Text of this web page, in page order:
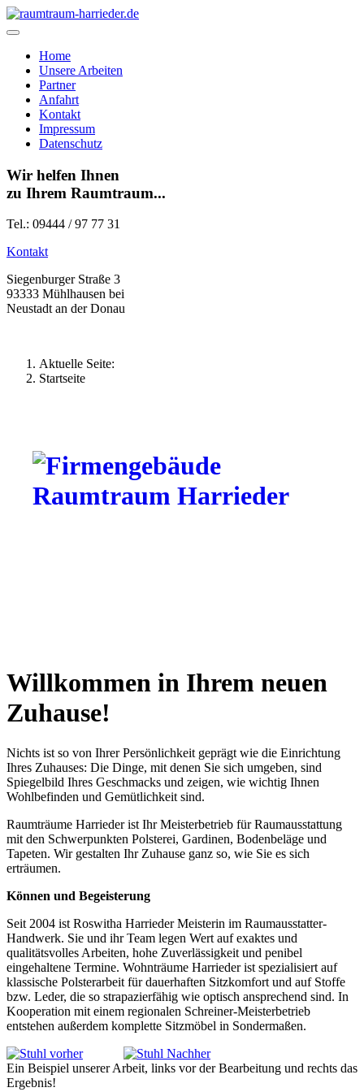
Home
Unsere Arbeiten
Partner
Anfahrt
Kontakt
Impressum
Datenschutz
Wir helfen Ihnen
zu Ihrem Raumtraum...
Tel.: 09444 / 97 77 31
Kontakt
Siegenburger Straße 3
93333 Mühlhausen bei
Neustadt an der Donau
Aktuelle Seite:
Startseite
Willkommen in Ihrem neuen
Zuhause!
Nichts ist so von Ihrer Persönlichkeit geprägt wie die Einrichtung
Ihres Zuhauses: Die Dinge, mit denen Sie sich umgeben, sind
Spiegelbild Ihres Geschmacks und zeigen, wie wichtig Ihnen
Wohlbefinden und Gemütlichkeit sind.
Raumträume Harrieder ist Ihr Meisterbetrieb für Raumausstattung
mit den Schwerpunkten Polsterei, Gardinen, Bodenbeläge und
Tapeten. Wir gestalten Ihr Zuhause ganz so, wie Sie es sich
erträumen.
Können und Begeisterung
Seit 2004 ist Roswitha Harrieder Meisterin im Raumausstatter-
Handwerk. Sie und ihr Team legen Wert auf exaktes und
qualitätsvolles Arbeiten, hohe Zuverlässigkeit und penibel
eingehaltene Termine. Wohnträume Harrieder ist spezialisiert auf
klassische Polsterarbeit für dauerhaften Sitzkomfort und auf Stoffe
bzw. Leder, die so strapazierfähig wie optisch ansprechend sind. In
Kooperation mit einem regionalen Schreiner-Meisterbetrieb
entstehen außerdem komplette Sitzmöbel in Sondermaßen.
Ein Beispiel unserer Arbeit, links vor der Bearbeitung und rechts das
Ergebnis!